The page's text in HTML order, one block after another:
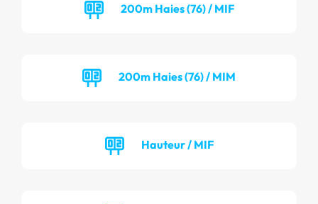
200m Haies (76) / MIF
200m Haies (76) / MIM
Hauteur / MIF